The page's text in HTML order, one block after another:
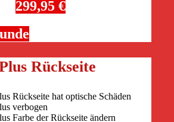
299,95 €
Rückseite
Rückseite hat optische Schäden
verbogen
Farbe der Rückseite ändern